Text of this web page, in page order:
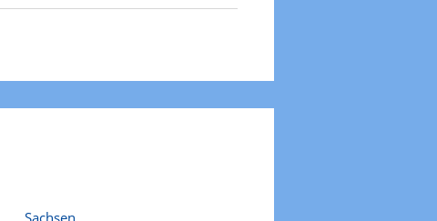
Sachsen